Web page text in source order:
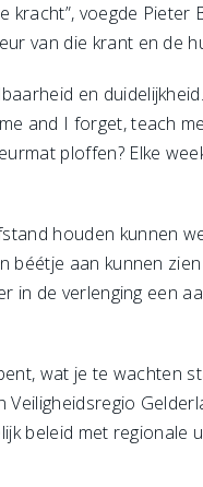
voegde
van die krant en de
en
and I forget, teach
ploffen? Elke
houden kunnen
béétje aan kunnen
in de verlenging een
wat je te wachten
beleid met